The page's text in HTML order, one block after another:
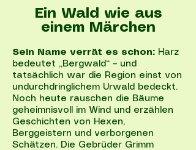
Ein Wald wie aus
einem Märchen
Sein Name verrät es schon: Harz
bedeutet „Bergwald“ – und
tatsächlich war die Region einst von
undurchdringlichem Urwald bedeckt.
Noch heute rauschen die Bäume
geheimnisvoll im Wind und erzählen
Geschichten von Hexen,
Berggeistern und verborgenen
Schätzen. Die Gebrüder Grimm